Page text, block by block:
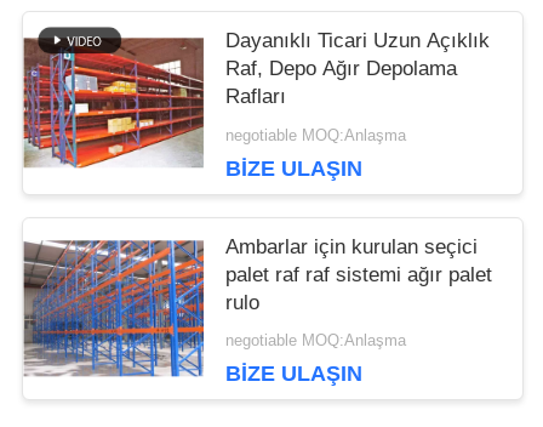
Dayanıklı Ticari Uzun Açıklık
Raf, Depo Ağır Depolama
Rafları
negotiable MOQ:Anlaşma
BIZE ULAŞIN
Ambarlar için kurulan seçici
palet raf raf sistemi ağır palet
rulo
negotiable MOQ:Anlaşma
BIZE ULAŞIN